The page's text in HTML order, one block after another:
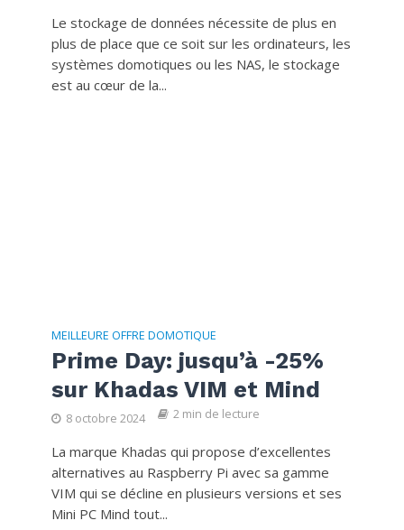
Le stockage de données nécessite de plus en
plus de place que ce soit sur les ordinateurs, les
systèmes domotiques ou les NAS, le stockage
est au cœur de la...
MEILLEURE OFFRE DOMOTIQUE
Prime Day: jusqu’à -25%
sur Khadas VIM et Mind
8 octobre 2024 2 min de lecture
La marque Khadas qui propose d’excellentes
alternatives au Raspberry Pi avec sa gamme
VIM qui se décline en plusieurs versions et ses
Mini PC Mind tout...